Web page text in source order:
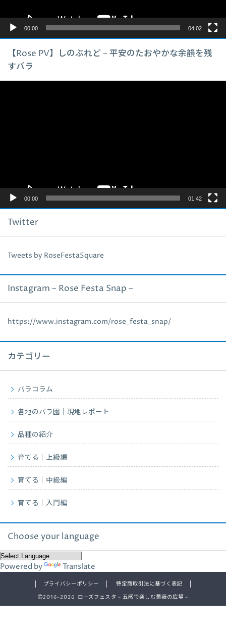
00:00 04:02
【Rose PV】しのぶれど – 平安のたおやかな余韻を残
すバラ
00:00 01:42
Twitter
Tweets by RoseFestaSquare
Instagram – Rose Festa Snap –
https://www.instagram.com/rose_festa_snap/
カテゴリー
バラコラム
各地のバラ園｜現地レポート
品種の紹介
育てる｜上級編
育てる｜中級編
育てる｜入門編
Choose your language
Powered by Translate
プライバシーポリシー
特定商取引法に基づく表記
2016–2026 ローズフェスタ – 五感で楽しむ薔薇の広場 –